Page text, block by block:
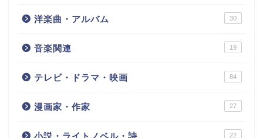
洋楽曲・アルバム 30
音楽関連 19
テレビ・ドラマ・映画 84
漫画家・作家 27
22